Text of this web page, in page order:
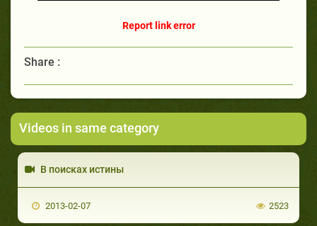
Report link error
Share :
Videos in same category
В поисках истины
2013-02-07 2523